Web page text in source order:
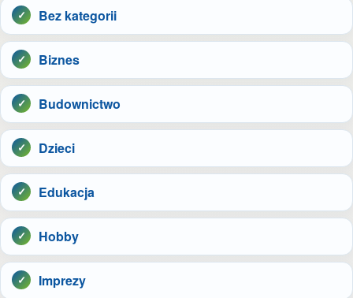
Bez kategorii
Biznes
Budownictwo
Dzieci
Edukacja
Hobby
Imprezy